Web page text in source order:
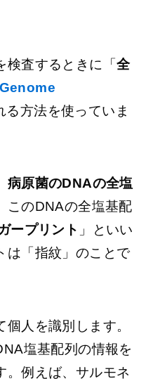
検査するときに「全
る方法を使っていま
病原菌のDNAの全塩
このDNAの全塩基配
ープリント 」といい
は「指紋」のことで
人を識別します。
塩基配列の情報を
。例えば、サルモネ